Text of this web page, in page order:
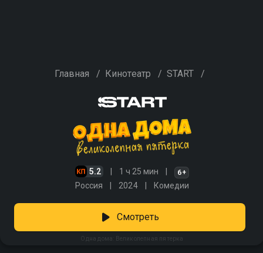
Главная / Кинотеатр / START /
5.2 1 ч 25 мин 6+
Россия 2024 Комедии
Одна дома: Великолепная пятерка
Смотреть